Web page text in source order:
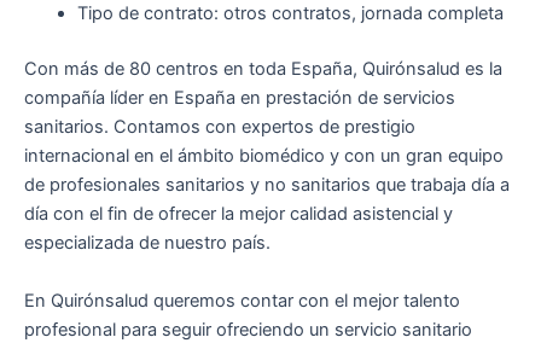
Tipo de contrato: otros contratos, jornada completa
Con más de 80 centros en toda España, Quirónsalud es la
compañía líder en España en prestación de servicios
sanitarios. Contamos con expertos de prestigio
internacional en el ámbito biomédico y con un gran equipo
de profesionales sanitarios y no sanitarios que trabaja día a
día con el fin de ofrecer la mejor calidad asistencial y
especializada de nuestro país.
En Quirónsalud queremos contar con el mejor talento
profesional para seguir ofreciendo un servicio sanitario